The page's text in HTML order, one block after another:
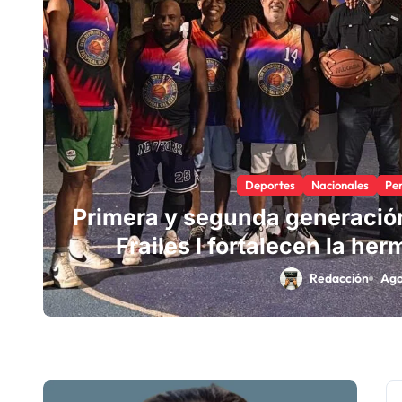
Deportes Nacionales
Primera y segunda
Frailes I fortalecen la
Redacción